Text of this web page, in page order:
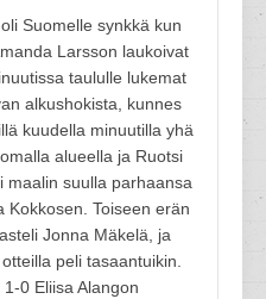
Suomelle synkkä kun
Larsson laukoivat
taululle lukemat
alkushokista, kunnes
kuudella minuutilla yhä
alueella ja Ruotsi
maalin suulla parhaansa
Kokkosen. Toiseen erän
Jonna Mäkelä, ja
peli tasaantuikin.
0 Eliisa Alangon